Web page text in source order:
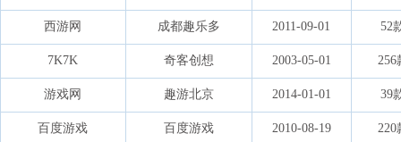
西游网 成都趣乐多 2011-09-01 52
7K7K 奇客创想 2003-05-01 256
游戏网 趣游北京 2014-01-01 39
百度游戏 百度游戏 2010-08-19 220